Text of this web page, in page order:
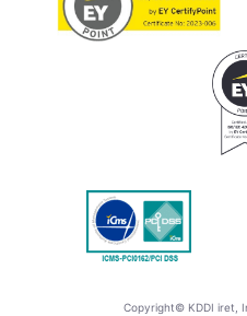
Copyright© KDDI iret,